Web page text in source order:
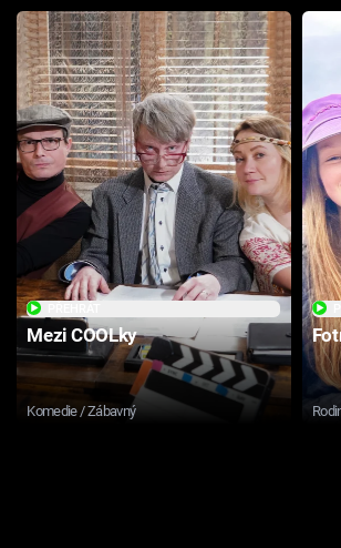
Mezi COOLky
Komedie / Zábavný